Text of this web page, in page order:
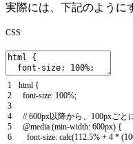
実際には、下記のように
CSS
1
2
3
4
5
6
html {
font-size: 100%;
// 600px以降から、100pxごと
@media (min-width: 600px) {
font-size: calc(112.5% + 4 * (